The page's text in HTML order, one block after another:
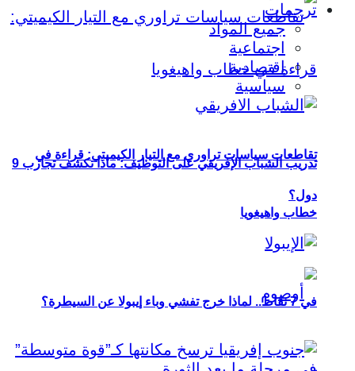
تقاطعات سياسات تراوري مع التيار الكيميتي: قراءة في
خطاب واهيغويا
ترجمات
جميع المواد
اجتماعية
اقتصادية
سياسية
تدريب الشباب الإفريقي على التوظيف: ماذا تكشف تجارب 9
دول؟
في 7 نقاط.. لماذا خرج تفشي وباء إيبولا عن السيطرة؟